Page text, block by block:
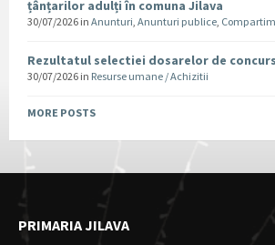
țânțarilor adulți în comuna Jilava
30/07/2026 in Anunturi, Anunturi publice,
Rezultatul selectiei dosarelor de
30/07/2026 in Resurse umane / Achizitii
MORE POSTS
PRIMARIA JILAVA